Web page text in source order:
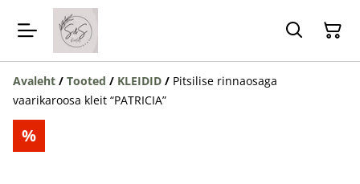
Avaleht / Tooted / KLEIDID / Pitsilise rinnaosaga
vaarikaroosa kleit “PATRICIA”
%